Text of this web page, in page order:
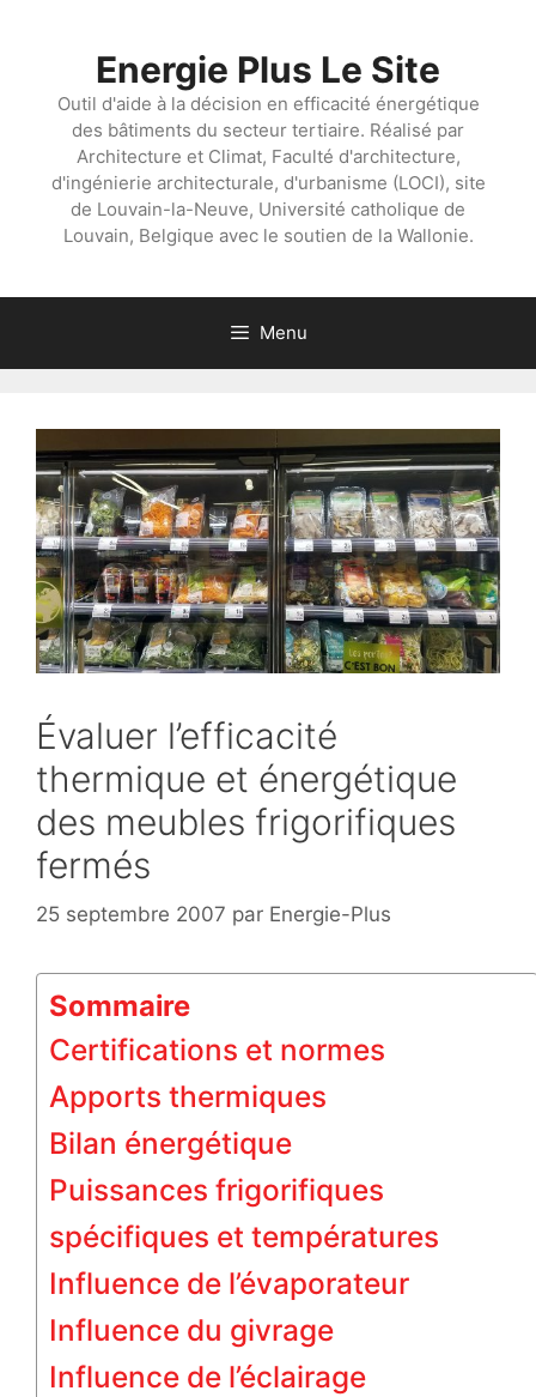
Energie Plus Le Site
Outil d'aide à la décision en efficacité énergétique
des bâtiments du secteur tertiaire. Réalisé par
Architecture et Climat, Faculté d'architecture,
d'ingénierie architecturale, d'urbanisme (LOCI), site
de Louvain-la-Neuve, Université catholique de
Louvain, Belgique avec le soutien de la Wallonie.
Menu
Évaluer l’efficacité
thermique et énergétique
des meubles frigorifiques
fermés
25 septembre 2007 par Energie-Plus
Sommaire
Certifications et normes
Apports thermiques
Bilan énergétique
Puissances frigorifiques
spécifiques et températures
Influence de l’évaporateur
Influence du givrage
Influence de l’éclairage